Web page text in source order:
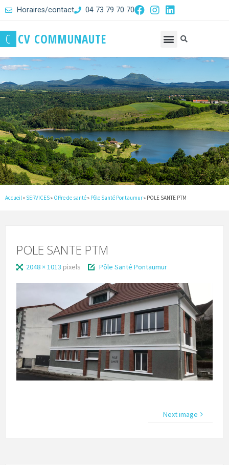
Horaires/contact 04 73 79 70 70
C CV COMMUNAUTE
Accueil » SERVICES» Offre de santé» Pôle Santé Pontaumur» POLE SANTE PTM
POLE SANTE PTM
2048 × 1013 pixels Pôle Santé Pontaumur
Next image